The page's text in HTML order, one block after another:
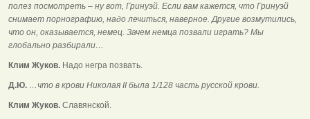
полез посмотреть – ну вот, Гринуэй. Если вам кажется, что Гринуэй
снимает порнографию, надо лечиться, наверное. Другие возмутились,
что он, оказывается, немец. Зачем немца позвали играть? Мы
глобально разбирали…
Клим Жуков. Надо негра позвать.
Д.Ю. …что в крови Николая II была 1/128 часть русской крови.
Клим Жуков. Славянской.